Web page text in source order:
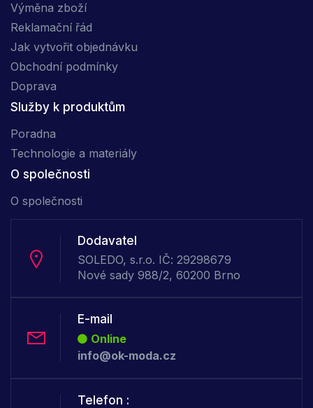
Výměna zboží
Reklamační řád
Jak vytvořit objednávku
Obchodní podmínky
Doprava
Služby k produktům
Poradna
Technologie a materiály
O společnosti
O společnosti
Dodavatel
SOLEDO, s.r.o. IČ: 29298679
Nové sady 988/2, 60200 Brno
E-mail
Online
info@ok-moda.cz
Telefon :